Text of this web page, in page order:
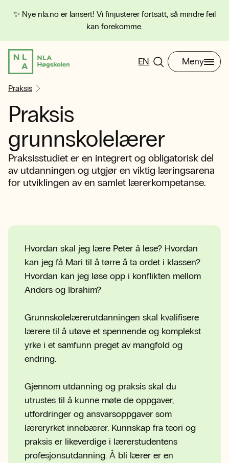
✨ Nye nla.no er lansert! Vi finjusterer fortsatt, så mindre feil
kan forekomme.
EN Meny
Praksis
Praksis
grunnskolelærer
Praksisstudiet er en integrert og obligatorisk del
av utdanningen og utgjør en viktig læringsarena
for utviklingen av en samlet lærerkompetanse.
Hvordan skal jeg lære Peter å lese? Hvordan
kan jeg få Mari til å tørre å ta ordet i klassen?
Hvordan kan jeg løse opp i konflikten mellom
Anders og Ibrahim?
Grunnskolelærerutdanningen skal kvalifisere
lærere til å utøve et spennende og komplekst
yrke i et samfunn preget av mangfold og
endring.
Gjennom utdanning og praksis skal du
utrustes til å kunne møte de oppgaver,
utfordringer og ansvarsoppgaver som
læreryrket innebærer. Kunnskap fra teori og
praksis er likeverdige i lærerstudentens
profesjonsutdanning. Å bli lærer er en